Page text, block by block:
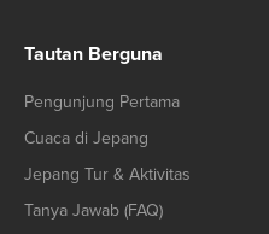
Tautan Berguna
Pengunjung Pertama
Cuaca di Jepang
Jepang Tur & Aktivitas
Tanya Jawab (FAQ)